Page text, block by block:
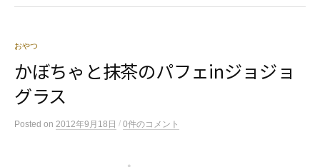
キ
プ
おやつ
かぼちゃと抹茶のパフェinジョジョ
グラス
Posted on 2012年9月18日 / 0件のコメント